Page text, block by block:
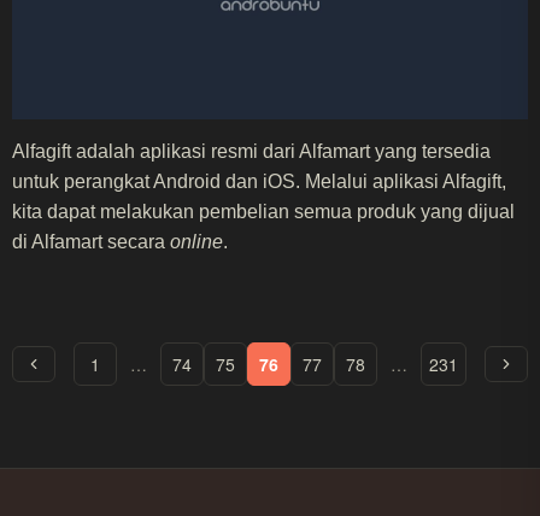
Alfagift adalah aplikasi resmi dari Alfamart yang tersedia
untuk perangkat Android dan iOS. Melalui aplikasi Alfagift,
kita dapat melakukan pembelian semua produk yang dijual
di Alfamart secara online.
1 … 74 75 76 77 78 … 231